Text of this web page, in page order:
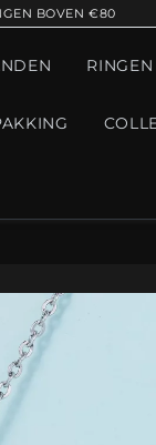
BOVEN €80
RINGEN